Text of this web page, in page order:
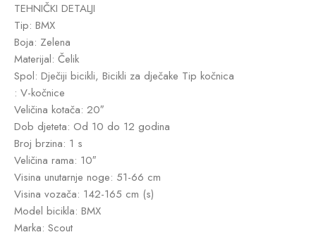
TEHNIČKI DETALJI
Tip: BMX
Boja: Zelena
Materijal: Čelik
Spol: Dječiji bicikli, Bicikli za dječake Tip kočnica
: V-kočnice
Veličina kotača: 20″
Dob djeteta: Od 10 do 12 godina
Broj brzina: 1 s
Veličina rama: 10″
Visina unutarnje noge: 51-66 cm
Visina vozača: 142-165 cm (s)
Model bicikla: BMX
Marka: Scout